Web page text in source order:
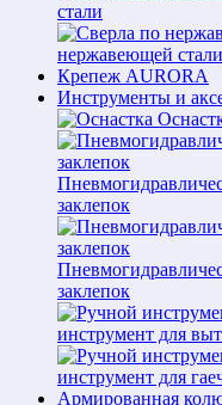
стали
нержавеющей стали
Крепеж AURORA
Инструменты и
заклепок
заклепок
инструмент для
инструмент для
Армированная